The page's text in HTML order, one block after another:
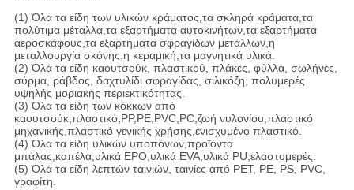
(1) Όλα τα είδη των υλικών κράματος,τα σκληρά κράματα,τα
πολύτιμα μέταλλα,τα εξαρτήματα αυτοκινήτων,τα εξαρτήματα
αεροσκάφους,τα εξαρτήματα σφραγίδων μετάλλων,η
μεταλλουργία σκόνης,η κεραμική,τα μαγνητικά υλικά.
(2) Όλα τα είδη καουτσούκ, πλαστικού, πλάκες, φύλλα, σωλήνες,
σύρμα, ράβδος, δαχτυλίδι σφραγίδας, σιλικόζη, πολυμερές
υψηλής μοριακής περιεκτικότητας.
(3) Όλα τα είδη των κόκκων από
καουτσούκ,πλαστικό,PP,PE,PVC,PC,ζωή νυλονίου,πλαστικό
μηχανικής,πλαστικό γενικής χρήσης,ενισχυμένο πλαστικό.
(4) Όλα τα είδη υλικών υποπόνων,προϊόντα
μπάλας,καπέλα,υλικά EPO,υλικά EVA,υλικά PU,ελαστομερές.
(5) Όλα τα είδη λεπτών ταινιών, ταινίες από PET, PE, PS, PVC,
γραφίτη.